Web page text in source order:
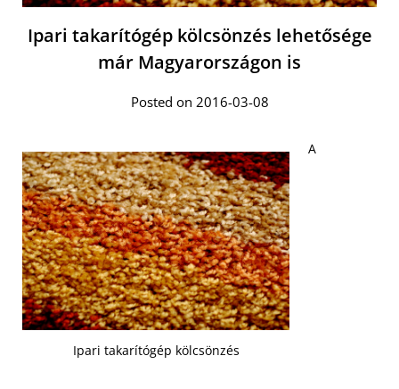
Ipari takarítógép kölcsönzés lehetősége
már Magyarországon is
Posted on 2016-03-08
Ipari takarítógép kölcsönzés
A